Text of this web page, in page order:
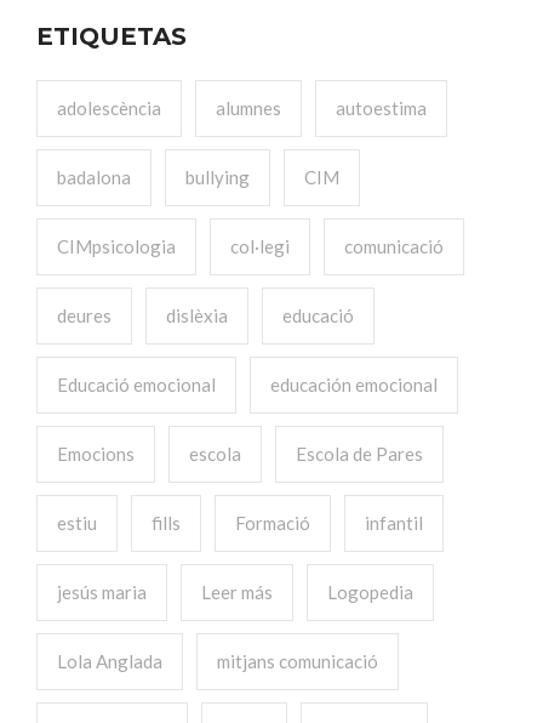
ETIQUETAS
adolescència alumnes autoestima
badalona bullying CIM
CIMpsicologia col·legi comunicació
deures dislèxia educació
Educació emocional educación emocional
Emocions escola Escola de Pares
estiu fills Formació infantil
jesús maria Leer más Logopedia
Lola Anglada mitjans comunicació